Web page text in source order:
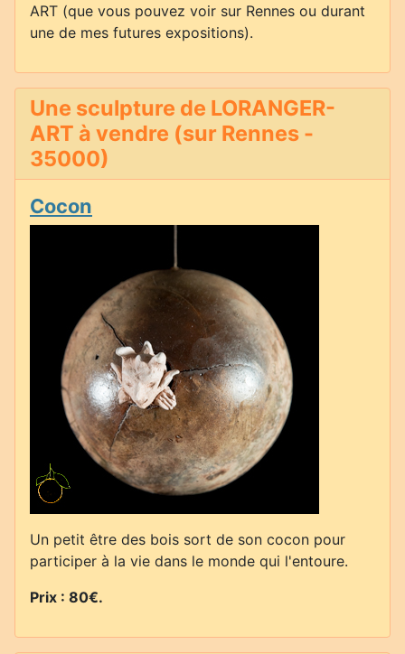
ART (que vous pouvez voir sur Rennes ou durant
une de mes futures expositions).
Une sculpture de LORANGER-
ART à vendre (sur Rennes -
35000)
Cocon
Un petit être des bois sort de son cocon pour
participer à la vie dans le monde qui l'entoure.
Prix : 80€.